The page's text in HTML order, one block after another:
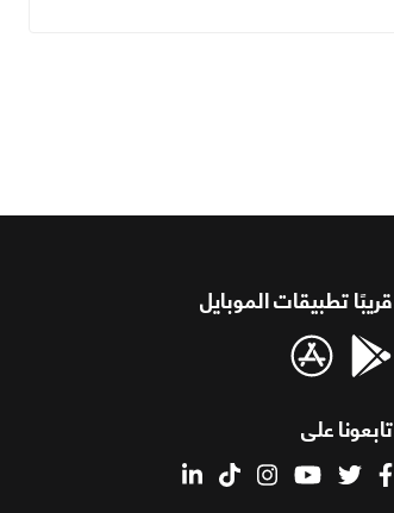
قريبًا تطبيقات الموبايل
تابعونا على